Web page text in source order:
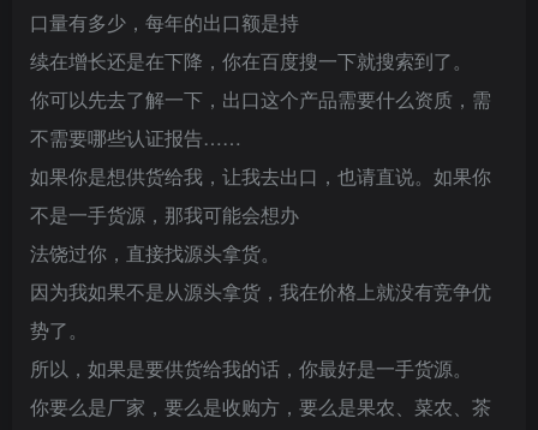
口量有多少，每年的出口额是持
续在增长还是在下降，你在百度搜一下就搜索到了。
你可以先去了解一下，出口这个产品需要什么资质，需
不需要哪些认证报告……
如果你是想供货给我，让我去出口，也请直说。如果你
不是一手货源，那我可能会想办
法饶过你，直接找源头拿货。
因为我如果不是从源头拿货，我在价格上就没有竞争优
势了。
所以，如果是要供货给我的话，你最好是一手货源。
你要么是厂家，要么是收购方，要么是果农、菜农、茶